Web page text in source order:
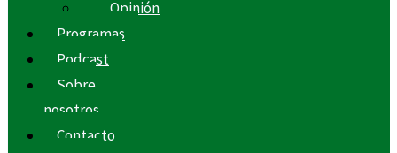
Opinión
Programas
Podcast
Sobre
nosotros
Contacto